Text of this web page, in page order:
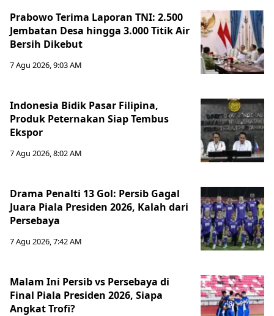
Prabowo Terima Laporan TNI: 2.500
Jembatan Desa hingga 3.000 Titik Air
Bersih Dikebut
7 Agu 2026, 9:03 AM
Indonesia Bidik Pasar Filipina,
Produk Peternakan Siap Tembus
Ekspor
7 Agu 2026, 8:02 AM
Drama Penalti 13 Gol: Persib Gagal
Juara Piala Presiden 2026, Kalah dari
Persebaya
7 Agu 2026, 7:42 AM
Malam Ini Persib vs Persebaya di
Final Piala Presiden 2026, Siapa
Angkat Trofi?